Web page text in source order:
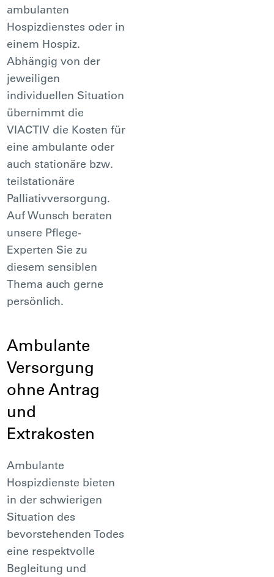
ambulanten
Hospizdienstes oder in
einem Hospiz.
Abhängig von der
jeweiligen
individuellen Situation
übernimmt die
VIACTIV die Kosten für
eine ambulante oder
auch stationäre bzw.
teilstationäre
Palliativversorgung.
Auf Wunsch beraten
unsere Pflege-
Experten Sie zu
diesem sensiblen
Thema auch gerne
persönlich.
Ambulante
Versorgung
ohne Antrag
und
Extrakosten
Ambulante
Hospizdienste bieten
in der schwierigen
Situation des
bevorstehenden Todes
eine respektvolle
Begleitung und